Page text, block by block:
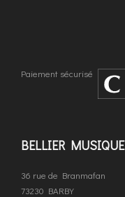
Paiement sécurisé
BELLIER MUSIQUE
36 rue de Branmafan
73230 BARBY